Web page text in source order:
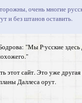
очень многие
и без штанов оставить.
"Мы Р,усские
этот сайт. Это уже
Даллеса орут.